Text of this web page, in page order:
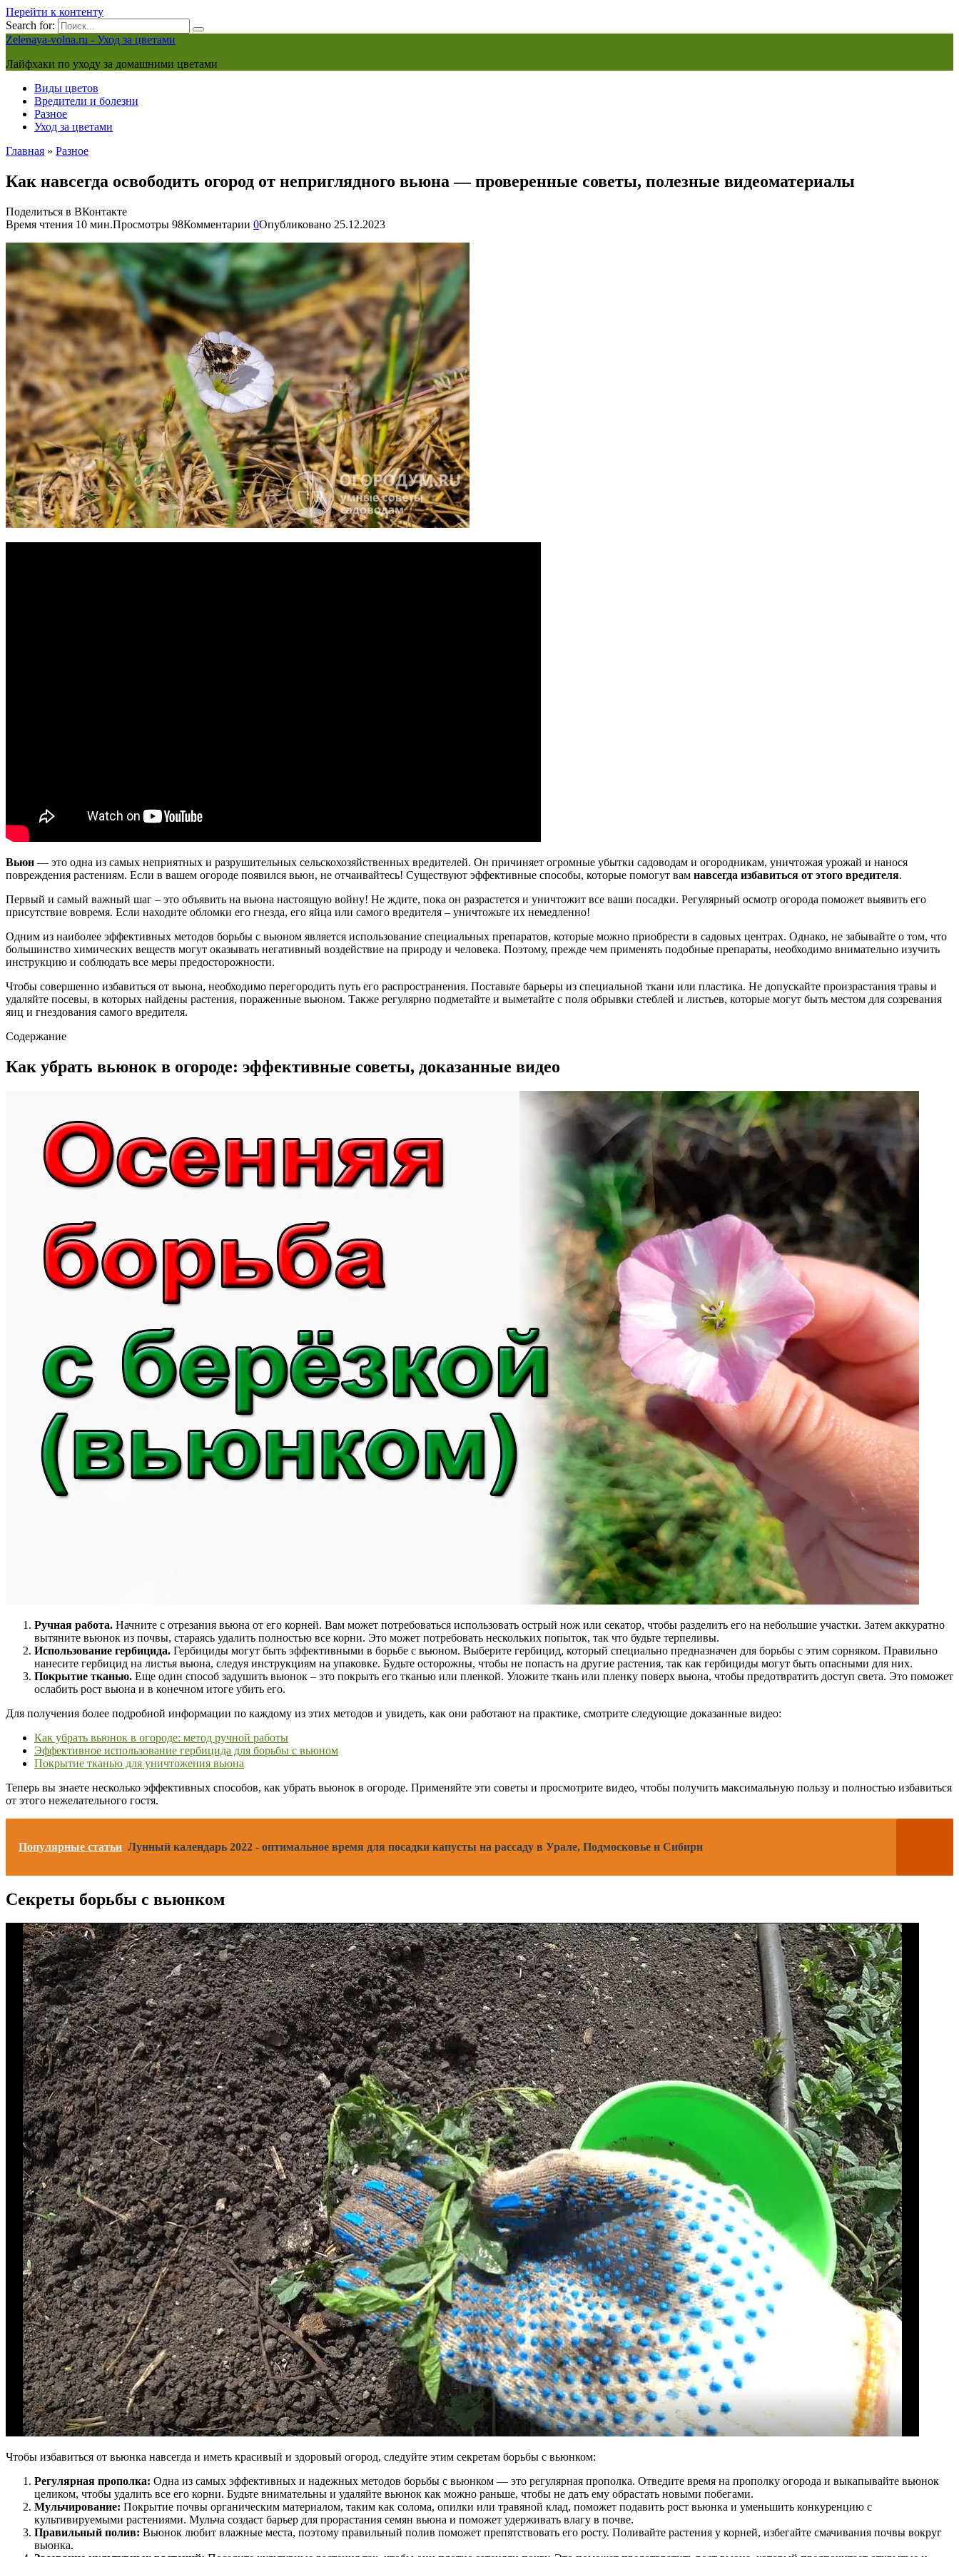
Перейти к контенту
Search for:
Zelenaya-volna.ru - Уход за цветами
Лайфхаки по уходу за домашними цветами
Виды цветов
Вредители и болезни
Разное
Уход за цветами
Главная » Разное
Как навсегда освободить огород от неприглядного вьюна — проверенные советы, полезные видеоматериалы
Поделиться в ВКонтакте
Время чтения 10 мин.Просмотры 98Комментарии 0Опубликовано 25.12.2023
Вьюн — это одна из самых неприятных и разрушительных сельскохозяйственных вредителей. Он причиняет огромные убытки садоводам и огородникам, уничтожая урожай и нанося
повреждения растениям. Если в вашем огороде появился вьюн, не отчаивайтесь! Существуют эффективные способы, которые помогут вам навсегда избавиться от этого вредителя.
Первый и самый важный шаг – это объявить на вьюна настоящую войну! Не ждите, пока он разрастется и уничтожит все ваши посадки. Регулярный осмотр огорода поможет выявить его
присутствие вовремя. Если находите обломки его гнезда, его яйца или самого вредителя – уничтожьте их немедленно!
Одним из наиболее эффективных методов борьбы с вьюном является использование специальных препаратов, которые можно приобрести в садовых центрах. Однако, не забывайте о том, что
большинство химических веществ могут оказывать негативный воздействие на природу и человека. Поэтому, прежде чем применять подобные препараты, необходимо внимательно изучить
инструкцию и соблюдать все меры предосторожности.
Чтобы совершенно избавиться от вьюна, необходимо перегородить путь его распространения. Поставьте барьеры из специальной ткани или пластика. Не допускайте произрастания травы и
удаляйте посевы, в которых найдены растения, пораженные вьюном. Также регулярно подметайте и выметайте с поля обрывки стеблей и листьев, которые могут быть местом для созревания
яиц и гнездования самого вредителя.
Содержание
Как убрать вьюнок в огороде: эффективные советы, доказанные видео
Ручная работа. Начните с отрезания вьюна от его корней. Вам может потребоваться использовать острый нож или секатор, чтобы разделить его на небольшие участки. Затем аккуратно
вытяните вьюнок из почвы, стараясь удалить полностью все корни. Это может потребовать нескольких попыток, так что будьте терпеливы.
Использование гербицида. Гербициды могут быть эффективными в борьбе с вьюном. Выберите гербицид, который специально предназначен для борьбы с этим сорняком. Правильно
нанесите гербицид на листья вьюна, следуя инструкциям на упаковке. Будьте осторожны, чтобы не попасть на другие растения, так как гербициды могут быть опасными для них.
Покрытие тканью. Еще один способ задушить вьюнок – это покрыть его тканью или пленкой. Уложите ткань или пленку поверх вьюна, чтобы предотвратить доступ света. Это поможет
ослабить рост вьюна и в конечном итоге убить его.
Для получения более подробной информации по каждому из этих методов и увидеть, как они работают на практике, смотрите следующие доказанные видео:
Как убрать вьюнок в огороде: метод ручной работы
Эффективное использование гербицида для борьбы с вьюном
Покрытие тканью для уничтожения вьюна
Теперь вы знаете несколько эффективных способов, как убрать вьюнок в огороде. Применяйте эти советы и просмотрите видео, чтобы получить максимальную пользу и полностью избавиться
от этого нежелательного гостя.
Популярные статьи Лунный календарь 2022 - оптимальное время для посадки капусты на рассаду в Урале, Подмосковье и Сибири
Секреты борьбы с вьюнком
Чтобы избавиться от вьюнка навсегда и иметь красивый и здоровый огород, следуйте этим секретам борьбы с вьюнком:
Регулярная прополка: Одна из самых эффективных и надежных методов борьбы с вьюнком — это регулярная прополка. Отведите время на прополку огорода и выкапывайте вьюнок
целиком, чтобы удалить все его корни. Будьте внимательны и удаляйте вьюнок как можно раньше, чтобы не дать ему обрастать новыми побегами.
Мульчирование: Покрытие почвы органическим материалом, таким как солома, опилки или травяной клад, поможет подавить рост вьюнка и уменьшить конкуренцию с
культивируемыми растениями. Мульча создаст барьер для прорастания семян вьюна и поможет удерживать влагу в почве.
Правильный полив: Вьюнок любит влажные места, поэтому правильный полив поможет препятствовать его росту. Поливайте растения у корней, избегайте смачивания почвы вокруг
вьюнка.